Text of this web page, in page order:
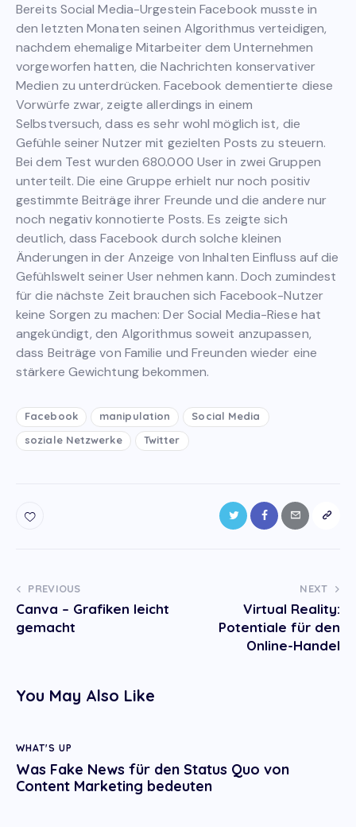
Bereits Social Media-Urgestein Facebook musste in
den letzten Monaten seinen Algorithmus verteidigen,
nachdem ehemalige Mitarbeiter dem Unternehmen
vorgeworfen hatten, die Nachrichten konservativer
Medien zu unterdrücken. Facebook dementierte diese
Vorwürfe zwar, zeigte allerdings in einem
Selbstversuch, dass es sehr wohl möglich ist, die
Gefühle seiner Nutzer mit gezielten Posts zu steuern.
Bei dem Test wurden 680.000 User in zwei Gruppen
unterteilt. Die eine Gruppe erhielt nur noch positiv
gestimmte Beiträge ihrer Freunde und die andere nur
noch negativ konnotierte Posts. Es zeigte sich
deutlich, dass Facebook durch solche kleinen
Änderungen in der Anzeige von Inhalten Einfluss auf die
Gefühlswelt seiner User nehmen kann. Doch zumindest
für die nächste Zeit brauchen sich Facebook-Nutzer
keine Sorgen zu machen: Der Social Media-Riese hat
angekündigt, den Algorithmus soweit anzupassen,
dass Beiträge von Familie und Freunden wieder eine
stärkere Gewichtung bekommen.
Facebook manipulation
Social Media
soziale Netzwerke
Twitter
Post
navigation
PREVIOUS
Canva – Grafiken leicht
gemacht
NEXT
Virtual Reality:
Potentiale für den
Online-Handel
You May Also Like
WHAT'S UP
Was Fake News für den Status Quo von
Content Marketing bedeuten